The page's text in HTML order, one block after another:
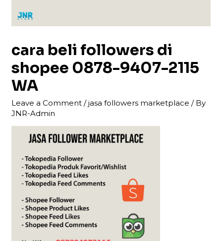
cara beli followers di
shopee 0878-9407-2115
WA
Leave a Comment /jasa followers marketplace / By
JNR-Admin